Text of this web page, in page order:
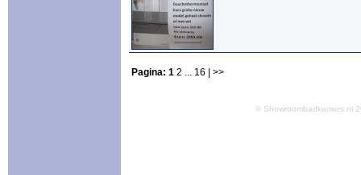
Pagina: 1 2 ... 16 | >>
©